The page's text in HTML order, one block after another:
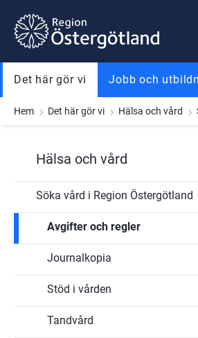
Gå till innehåll
Gå till meny
Gå till sidfot
Det här gör vi Jobb och
Hem Det här gör vi Hälsa och vård
Hälsa och vård
Söka vård i Region Östergötland
Avgifter och regler
Journalkopia
Stöd i vården
Tandvård